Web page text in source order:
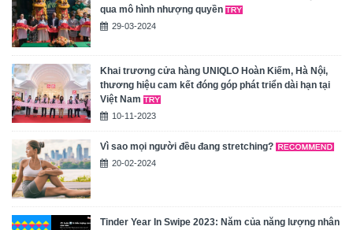
qua mô hình nhượng quyền
29-03-2024
Khai trương cửa hàng UNIQLO Hoàn Kiếm, Hà Nội,
thương hiệu cam kết đóng góp phát triển dài hạn tại
Việt Nam
10-11-2023
Vì sao mọi người đều đang stretching?
20-02-2024
Tinder Year In Swipe 2023: Năm của năng lượng nhân